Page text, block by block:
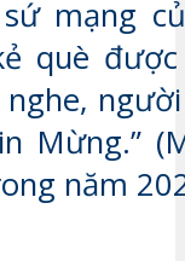
mạng
què
Mừng.”
năm